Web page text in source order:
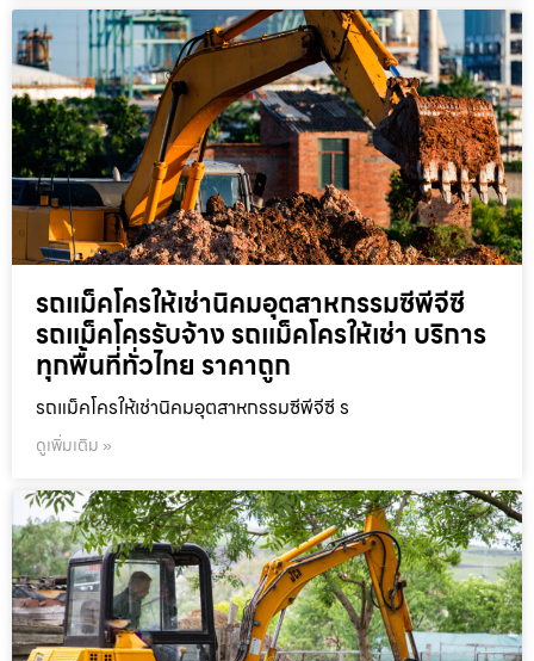
รถแม็คโครให้เช่านิคมอุตสาหกรรมซีพีจีซี
รถแม็คโครรับจ้าง รถแม็คโครให้เช่า บริการ
ทุกพื้นที่ทั่วไทย ราคาถูก
รถแม็คโครให้เช่านิคมอุตสาหกรรมซีพีจีซี ร
ดูเพิ่มเติม »